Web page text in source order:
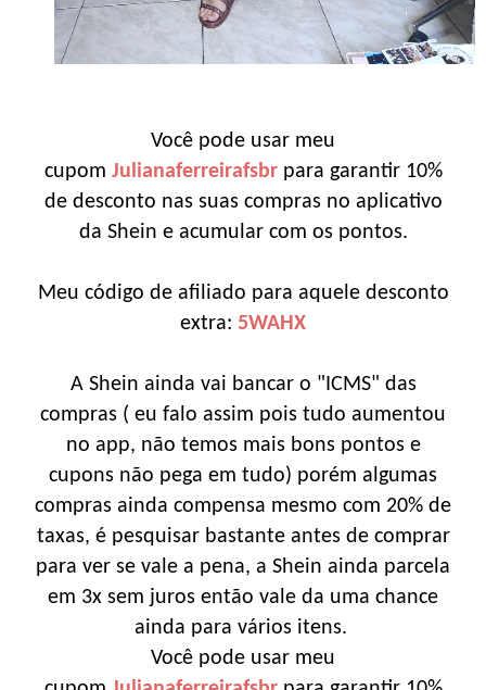
Você pode usar meu
cupom Julianaferreirafsbr para garantir 10%
de desconto nas suas compras no aplicativo
da Shein e acumular com os pontos.
Meu código de afiliado para aquele desconto
extra: 5WAHX
A Shein ainda vai bancar o "ICMS" das
compras ( eu falo assim pois tudo aumentou
no app, não temos mais bons pontos e
cupons não pega em tudo) porém algumas
compras ainda compensa mesmo com 20% de
taxas, é pesquisar bastante antes de comprar
para ver se vale a pena, a Shein ainda parcela
em 3x sem juros então vale da uma chance
ainda para vários itens.
Você pode usar meu